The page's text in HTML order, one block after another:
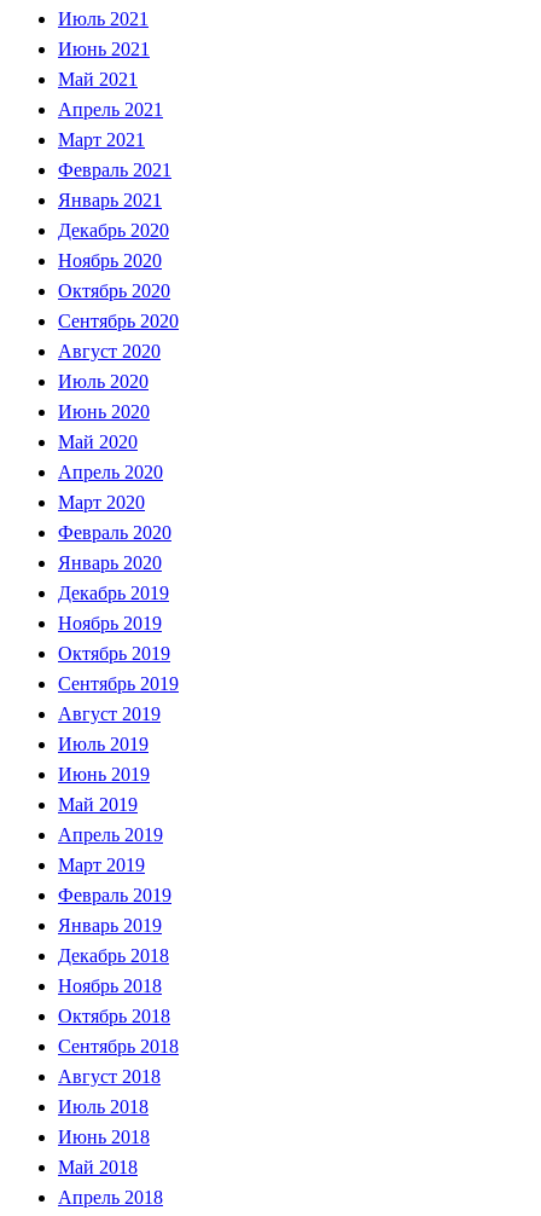
Июль 2021
Июнь 2021
Май 2021
Апрель 2021
Март 2021
Февраль 2021
Январь 2021
Декабрь 2020
Ноябрь 2020
Октябрь 2020
Сентябрь 2020
Август 2020
Июль 2020
Июнь 2020
Май 2020
Апрель 2020
Март 2020
Февраль 2020
Январь 2020
Декабрь 2019
Ноябрь 2019
Октябрь 2019
Сентябрь 2019
Август 2019
Июль 2019
Июнь 2019
Май 2019
Апрель 2019
Март 2019
Февраль 2019
Январь 2019
Декабрь 2018
Ноябрь 2018
Октябрь 2018
Сентябрь 2018
Август 2018
Июль 2018
Июнь 2018
Май 2018
Апрель 2018